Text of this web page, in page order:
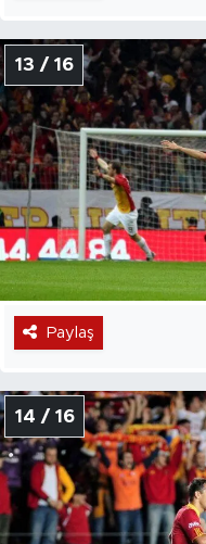
13 / 16
Paylaş
14 / 16